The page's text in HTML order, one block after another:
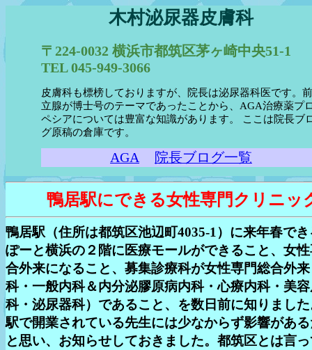
木村泌尿器皮膚科
〒224-0032 横浜市都筑区茅ヶ崎中央51-1
TEL 045-949-3066
皮膚科も標榜しておりますが、院長は泌尿器科医です。
立腺が博士号のテーマであったことから、AGA治療薬プ
ペシアについては豊富な知識があります。 ここは院長ブ
グ原稿の倉庫です。
AGA 院長ブログ一覧
鴨居駅にできる女性専門クリニッ
鴨居駅（住所は都筑区池辺町4035-1）に来年春で
ぽーと横浜の２階に医療モールができること、女
合外来になること、募集診療科が女性専門総合外
科・一般内科＆内分泌膠原病内科・心療内科・美
科・泌尿器科）であること、を数日前に知りまし
駅で開業されている先生には少なからず影響があ
と思い、お知らせしておきました。都筑区とは言